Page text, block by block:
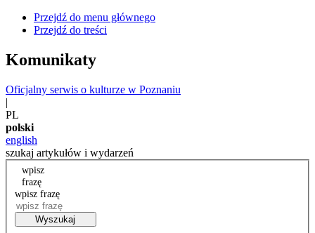
Przejdź do menu głównego
Przejdź do treści
Komunikaty
Oficjalny serwis o kulturze w Poznaniu
|
PL
polski
english
szukaj artykułów i wydarzeń
wpisz
frazę
wpisz frazę
Wyszukaj